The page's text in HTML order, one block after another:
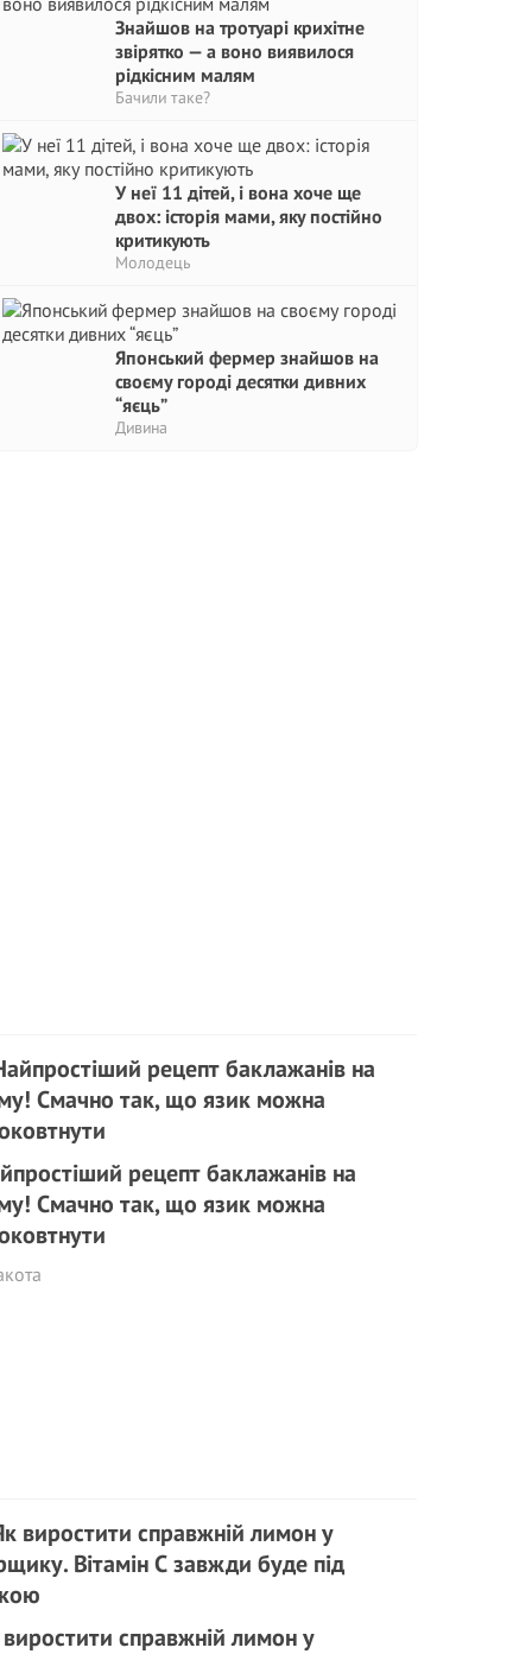
Знайшов на тротуарі крихітне
звірятко — а воно виявилося
рідкісним малям
Бачили таке?
У неї 11 дітей, і вона хоче ще
двох: історія мами, яку постійно
критикують
Молодець
Японський фермер знайшов на
своєму городі десятки дивних
“яєць”
Дивина
рецепт баклажанів на
Смачно так, що язик можна
справжній лимон у